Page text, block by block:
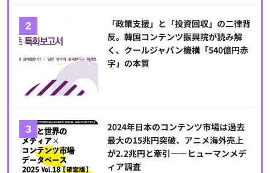
「政策支援」と「投資回収」の二律背
反。韓国コンテンツ振興院が読み解
く、クールジャパン機構「540億円赤
字」の本質
2024年日本のコンテンツ市場は過去
最大の15兆円突破、アニメ海外売上
が2.2兆円と牽引――ヒューマンメデ
ィア調査